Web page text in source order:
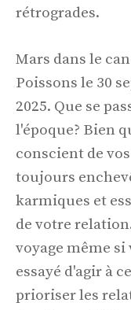
rétrogrades.
Mars dans le
Poissons le 30
2025. Que se
l'époque? Bien
conscient de
toujours
karmiques et
de votre
voyage même si
essayé d'agir à
prioriser les